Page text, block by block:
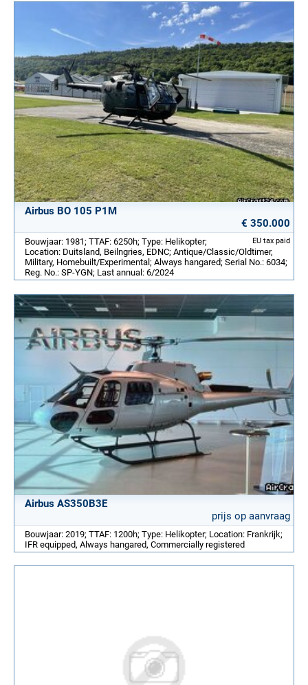
Airbus BO 105 P1M
€ 350.000
EU tax paid
Bouwjaar: 1981; TTAF: 6250h; Type: Helikopter;
Location: Duitsland, Beilngries, EDNC; Antique/Classic/Oldtimer,
Military, Homebuilt/Experimental; Always hangared; Serial No.: 6034;
Reg. No.: SP-YGN; Last annual: 6/2024
Airbus AS350B3E
prijs op aanvraag
Bouwjaar: 2019; TTAF: 1200h; Type: Helikopter; Location: Frankrijk;
IFR equipped, Always hangared, Commercially registered